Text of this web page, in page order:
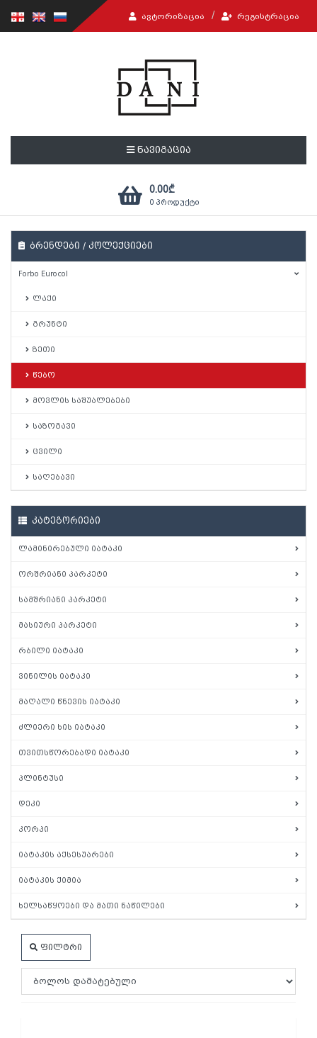
ᲐᲕᲢᲝᲠᲘᲖᲐᲪᲘᲐ ᲠᲔᲒᲘᲡᲢᲠᲐᲪᲘᲐ
ნავიგაცია
0.00₾
0პროდუქტი
ბრენდები / კოლექციები
Forbo Eurocol
ლაქი
გრუნტი
ზეთი
წებო
მოვლის საშუალებები
საზოგავი
ცვილი
საღებავი
კატეგორიები
ლამინირებული იატაკი
ორშრიანი პარკეტი
სამშრიანი პარკეტი
მასიური პარკეტი
რბილი იატაკი
ვინილის იატაკი
მაღალი წნევის იატაკი
ძლიერი ხის იატაკი
თვითსწორებადი იატაკი
პლინტუსი
დეკი
კორპი
იატაკის აქსესუარები
იატაკის ქიმია
ხელსაწყოები და მათი ნაწილები
ფილტრი